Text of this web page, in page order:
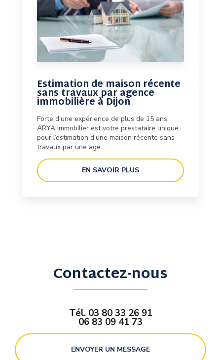
Estimation de maison récente
sans travaux par agence
immobilière à Dijon
Forte d’une expérience de plus de 15 ans,
ARYA Immobilier est votre prestataire unique
pour l’estimation d’une maison récente sans
travaux par une age...
EN SAVOIR PLUS
Contactez-nous
Tél. 03 80 33 26 91
06 83 09 41 73
ENVOYER UN MESSAGE